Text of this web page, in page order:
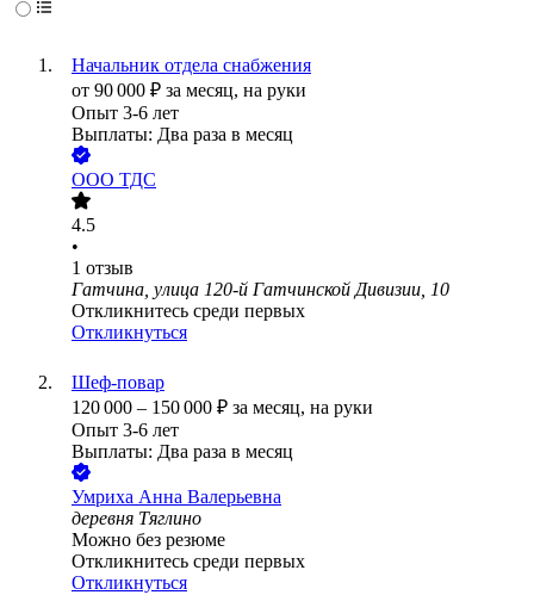
Начальник отдела снабжения
от 90 000 ₽ за месяц, на руки
Опыт 3-6 лет
Выплаты: Два раза в месяц
ООО ТДС
4.5
•
1 отзыв
Гатчина, улица 120-й Гатчинской Дивизии, 10
Откликнитесь среди первых
Откликнуться
Шеф-повар
120 000 – 150 000 ₽ за месяц, на руки
Опыт 3-6 лет
Выплаты: Два раза в месяц
Умриха Анна Валерьевна
деревня Тяглино
Можно без резюме
Откликнитесь среди первых
Откликнуться